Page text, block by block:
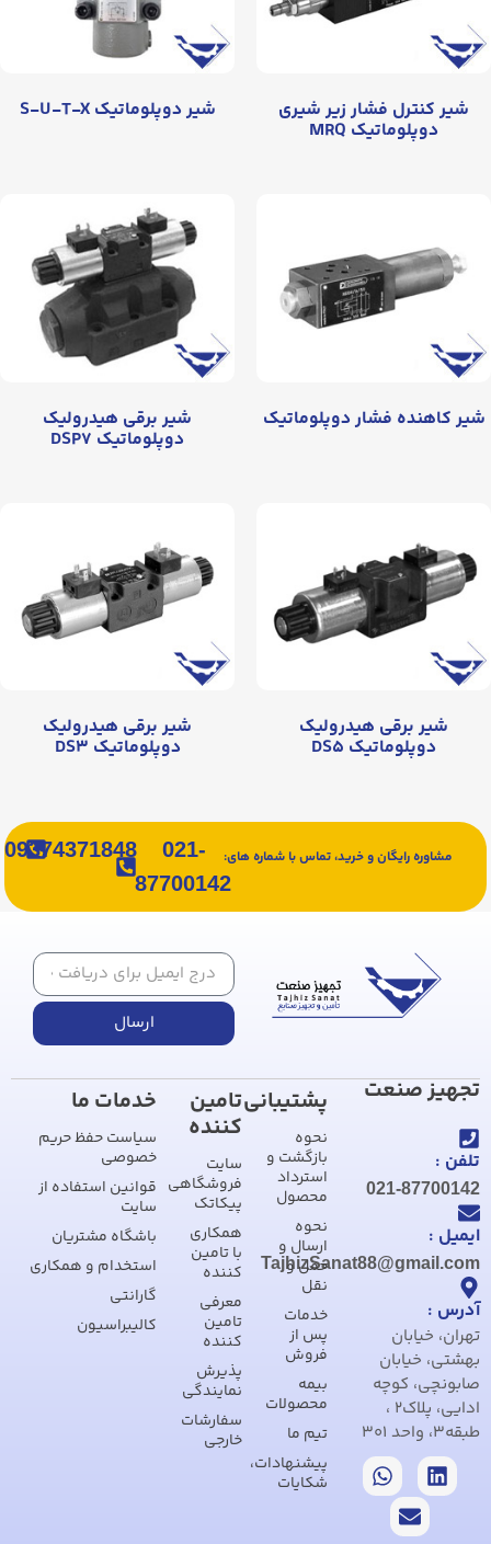
شیر کنترل فشار زیر شیری
دوپلوماتیک MRQ
شیر دوپلوماتیک S-U-T-X
شیر کاهنده فشار دوپلوماتیک شیر برقی هیدرولیک
دوپلوماتیک DSP۷
شیر برقی هیدرولیک
دوپلوماتیک DS۵
شیر برقی هیدرولیک
دوپلوماتیک DS۳
مشاوره رایگان و خرید، تماس با شماره های:
021-
87700142
09374371848
ارسال
تجهیز صنعت
تلفن :
021-87700142
ایمیل :
TajhizSanat88@gmail.com
آدرس :
تهران، خیابان
بهشتی، خیابان
صابونچی، کوچه
ادایی، پلاک2 ،
طبقه3، واحد 301
پشتیبانی
نحوه
بازگشت و
استرداد
محصول
نحوه
ارسال و
حمل و
نقل
خدمات
پس از
فروش
بیمه
محصولات
تیم ما
پیشنهادات،
شکایات
تامین
کننده
سایت
فروشگاهی
پیکاتک
همکاری
با تامین
کننده
معرفی
تامین
کننده
پذیرش
نمایندگی
سفارشات
خارجی
خدمات ما
سیاست حفظ حریم
خصوصی
قوانین استفاده از
سایت
باشگاه مشتریان
استخدام و همکاری
گارانتی
کالیبراسیون